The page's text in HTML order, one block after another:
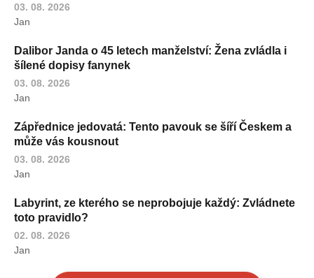
03. 08. 2026
Jan
Dalibor Janda o 45 letech manželství: Žena zvládla i
šílené dopisy fanynek
03. 08. 2026
Jan
Zápřednice jedovatá: Tento pavouk se šíří Českem a
může vás kousnout
03. 08. 2026
Jan
Labyrint, ze kterého se neprobojuje každý: Zvládnete
toto pravidlo?
02. 08. 2026
Jan